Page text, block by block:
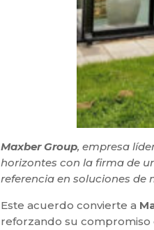
Maxber Group, empresa
horizontes con la firma de
referencia en soluciones de
Este acuerdo convierte a
reforzando su compromiso